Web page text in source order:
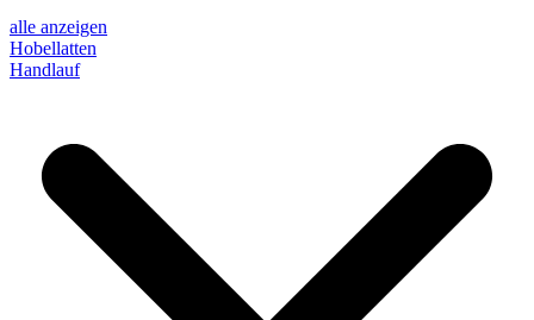
alle anzeigen
Hobellatten
Handlauf